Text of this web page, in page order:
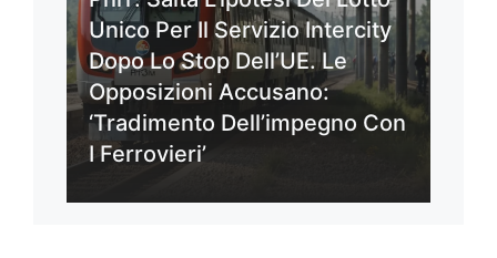
Unico Per Il Servizio Intercity
Dopo Lo Stop Dell’UE. Le
Opposizioni Accusano:
‘Tradimento Dell’impegno Con
I Ferrovieri’